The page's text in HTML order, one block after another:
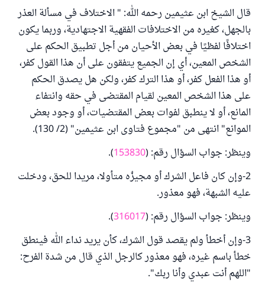
قال الشيخ ابن عثيمين رحمه الله: " الاختلاف في مسألة العذر
بالجهل، كغيره من الاختلافات الفقهية الاجتهادية، وربما يكون
اختلافًا لفظيًا في بعض الأحيان من أجل تطبيق الحكم على
الشخص المعين، أي إن الجميع يتفقون على أن هذا القول كفر،
أو هذا الفعل كفر، أو هذا الترك كفر، ولكن هل يصدق الحكم
على هذا الشخص المعين لقيام المقتضى في حقه وانتفاء
المانع، أو لا ينطبق لفوات بعض المقتضيات، أو وجود بعض
الموانع" انتهى من "مجموع فتاوى ابن عثيمين" (2/ 130).
وينظر: جواب السؤال رقم: (153830
).
2-وإن كان فاعل الشرك أو مجيزُه متأولا، مريدا للحق، ودخلت
عليه الشبهة، فهو معذور.
وينظر: جواب السؤال رقم: (316017
).
3-وإن أخطأ ولم يقصد قول الشرك، كأن يريد نداء الله فينطق
خطأ باسم غيره، فهو معذور كالرجل الذي قال من شدة الفرح:
"اللهم أنت عبدي وأنا ربك".